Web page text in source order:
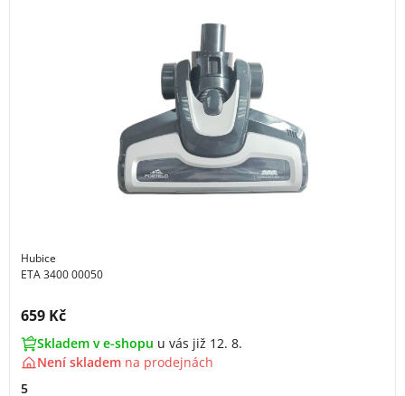
Hubice
ETA 3400 00050
Cena s DPH:
659 Kč
Skladem v e-shopu u vás již 12. 8.
Není skladem na prodejnách
5